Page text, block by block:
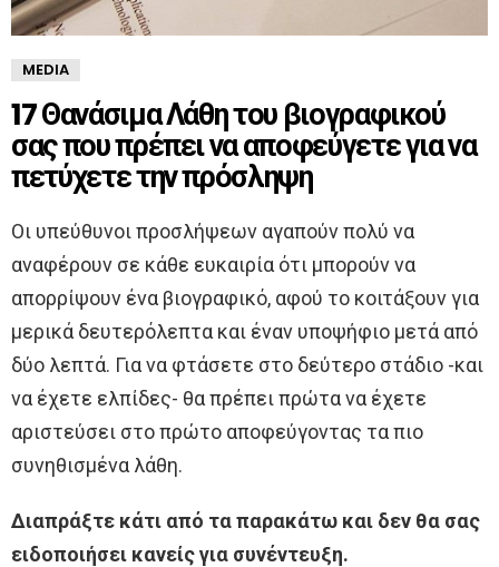
MEDIA
17 Θανάσιμα Λάθη του βιογραφικού
σας που πρέπει να αποφεύγετε για να
πετύχετε την πρόσληψη
Οι υπεύθυνοι προσλήψεων αγαπούν πολύ να
αναφέρουν σε κάθε ευκαιρία ότι μπορούν να
απορρίψουν ένα βιογραφικό, αφού το κοιτάξουν για
μερικά δευτερόλεπτα και έναν υποψήφιο μετά από
δύο λεπτά. Για να φτάσετε στο δεύτερο στάδιο -και
να έχετε ελπίδες- θα πρέπει πρώτα να έχετε
αριστεύσει στο πρώτο αποφεύγοντας τα πιο
συνηθισμένα λάθη.
Διαπράξτε κάτι από τα παρακάτω και δεν θα σας
ειδοποιήσει κανείς για συνέντευξη.